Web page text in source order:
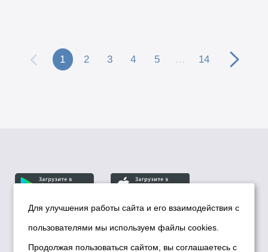
1 2 3 4 5 … 14
© Департамент информационной политики мэрии
города Новосибирска, 2026
Для улучшения работы сайта и его взаимодействия с
пользователями мы используем файлы cookies.
Продолжая пользоваться сайтом, вы соглашаетесь с